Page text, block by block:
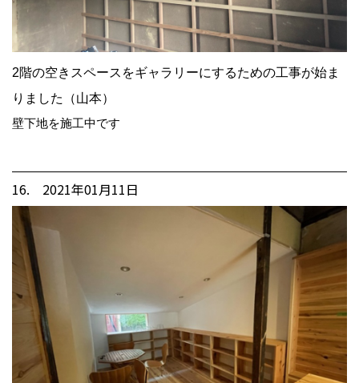
2階の空きスペースをギャラリーにするための工事が始ま
りました（山本）
壁下地を施工中です
16. 2021年01月11日